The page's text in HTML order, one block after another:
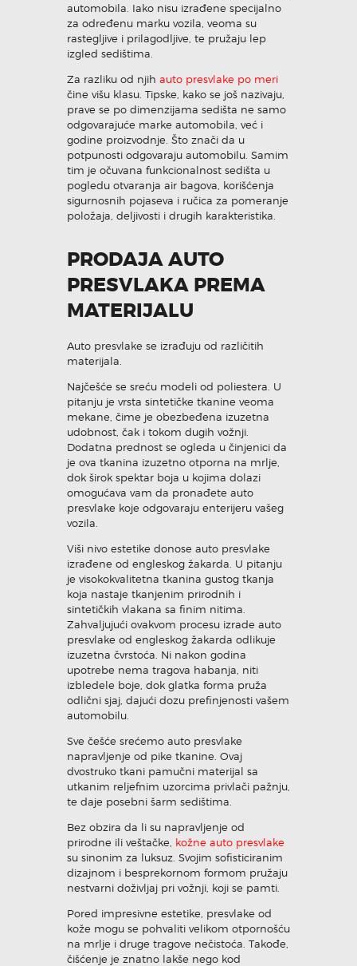
automobila. Iako nisu izrađene specijalno
za određenu marku vozila, veoma su
rastegljive i prilagodljive, te pružaju lep
izgled sedištima.
Za razliku od njih auto presvlake po meri
čine višu klasu. Tipske, kako se još nazivaju,
prave se po dimenzijama sedišta ne samo
odgovarajuće marke automobila, već i
godine proizvodnje. Što znači da u
potpunosti odgovaraju automobilu. Samim
tim je očuvana funkcionalnost sedišta u
pogledu otvaranja air bagova, korišćenja
sigurnosnih pojaseva i ručica za pomeranje
položaja, deljivosti i drugih karakteristika.
PRODAJA AUTO
PRESVLAKA PREMA
MATERIJALU
Auto presvlake se izrađuju od različitih
materijala.
Najčešće se sreću modeli od poliestera. U
pitanju je vrsta sintetičke tkanine veoma
mekane, čime je obezbeđena izuzetna
udobnost, čak i tokom dugih vožnji.
Dodatna prednost se ogleda u činjenici da
je ova tkanina izuzetno otporna na mrlje,
dok širok spektar boja u kojima dolazi
omogućava vam da pronađete auto
presvlake koje odgovaraju enterijeru vašeg
vozila.
Viši nivo estetike donose auto presvlake
izrađene od engleskog žakarda. U pitanju
je visokokvalitetna tkanina gustog tkanja
koja nastaje tkanjenim prirodnih i
sintetičkih vlakana sa finim nitima.
Zahvaljujući ovakvom procesu izrade auto
presvlake od engleskog žakarda odlikuje
izuzetna čvrstoća. Ni nakon godina
upotrebe nema tragova habanja, niti
izbledele boje, dok glatka forma pruža
odlični sjaj, dajući dozu prefinjenosti vašem
automobilu.
Sve češće srećemo auto presvlake
napravljenje od pike tkanine. Ovaj
dvostruko tkani pamučni materijal sa
utkanim reljefnim uzorcima privlači pažnju,
te daje posebni šarm sedištima.
Bez obzira da li su napravljenje od
prirodne ili veštačke, kožne auto presvlake
su sinonim za luksuz. Svojim sofisticiranim
dizajnom i besprekornom formom pružaju
nestvarni doživljaj pri vožnji, koji se pamti.
Pored impresivne estetike, presvlake od
kože mogu se pohvaliti velikom otpornošću
na mrlje i druge tragove nečistoća. Takođe,
čišćenje je znatno lakše nego kod